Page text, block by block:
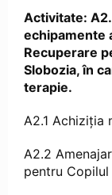
Activitate:
echipamente
Recuperare
Slobozia, în
terapie.
A2.1 Achiziția
A2.2
pentru